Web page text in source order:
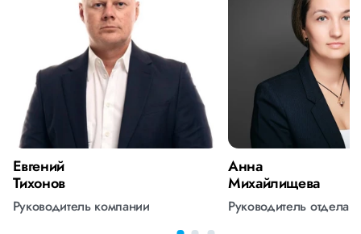
Евгений
Тихонов
Руководитель компании
Анна
Михайлищева
Руководитель отдела